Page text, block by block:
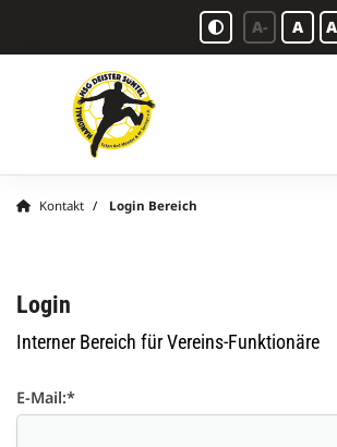
A- A
Kontakt Login Bereich
Login
Interner Bereich für Vereins-Funktionäre
E-Mail:*